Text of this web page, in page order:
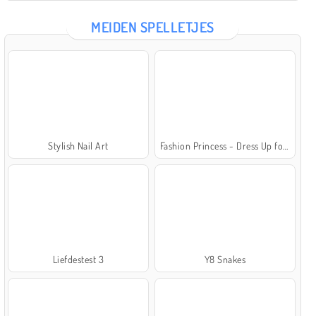
MEIDEN SPELLETJES
Stylish Nail Art
Liefdestest 3 Y8 Snakes